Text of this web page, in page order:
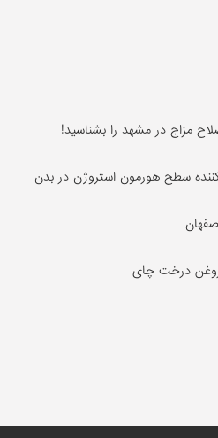
پارسی طب
پزشکی پارسی طب می باشد، باز نشر
سایت پارسی طب مجاز است